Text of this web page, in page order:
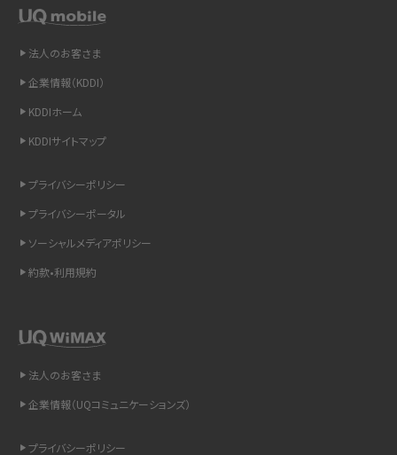
iCloudの使用容量を減らす9つの方法！使用状況の確認手順も紹介
インスタのDMの送り方は？便利機能の使い方や注意点をわかりやすく解説
Bluetooth®とは？Wi-Fiとの違いやスマホ・PCとの接続方法を解説
詳しく解説
Wi-Fiを快適に使うための速度はどれくらい？用途別の目安・回線ごとの平均を
法人のお客さま
企業情報（KDDI）
KDDIホーム
KDDIサイトマップ
プライバシーポリシー
プライバシーポータル
ソーシャルメディアポリシー
約款•利用規約
法人のお客さま
企業情報（UQコミュニケーションズ）
プライバシーポリシー